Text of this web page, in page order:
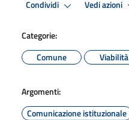
Condividi Vedi azioni
Categorie:
Comune
Viabilità
Argomenti:
Comunicazione istituzionale